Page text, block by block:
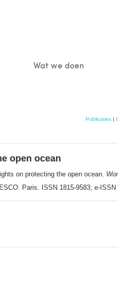
Wat we doen
Publicaties|
open ocean
on protecting the open ocean.
Paris. ISSN 1815-9583; e-ISSN